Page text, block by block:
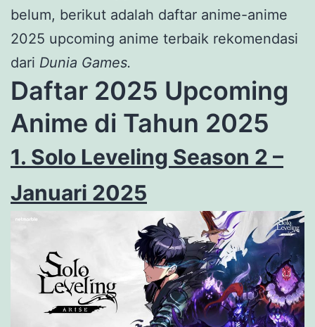
belum, berikut adalah daftar anime-anime
2025 upcoming anime terbaik rekomendasi
dari Dunia Games.
Daftar 2025 Upcoming
Anime di Tahun 2025
1. Solo Leveling Season 2 –
Januari 2025